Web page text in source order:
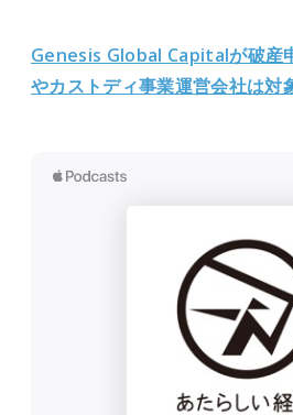
Genesis Global Capitalが破産
やカストディ事業運営会社は対